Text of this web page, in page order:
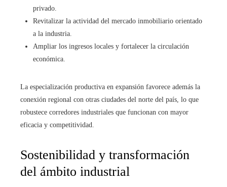
privado.
Revitalizar la actividad del mercado inmobiliario orientado
a la industria.
Ampliar los ingresos locales y fortalecer la circulación
económica.
La especialización productiva en expansión favorece además la
conexión regional con otras ciudades del norte del país, lo que
robustece corredores industriales que funcionan con mayor
eficacia y competitividad.
Sostenibilidad y transformación
del ámbito industrial